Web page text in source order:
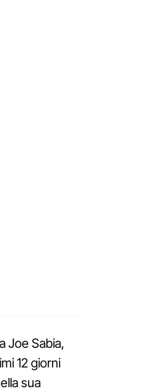
Joe Sabia,
12 giorni
sua